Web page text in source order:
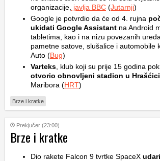
organizacije, javlja BBC (Jutarnji)
Google je potvrdio da će od 4. rujna
ukidati Google Assistant na Android
tabletima, kao i na nizu povezanih
pametne satove, slušalice i automobile
Auto (Bug)
Varteks , klub koji su prije 15 godina
otvorio obnovljeni stadion u Hrašćici
Maribora (HRT)
Brze i kratke
Prekjučer (23:00)
Brze i kratke
Dio rakete Falcon 9 tvrtke SpaceX